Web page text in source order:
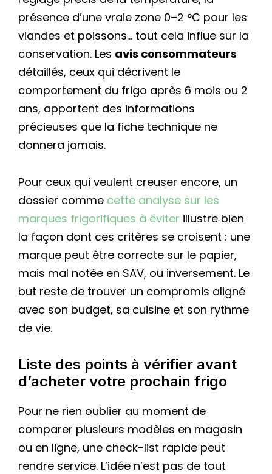
présence d’une vraie zone 0–2 °C pour les
viandes et poissons… tout cela influe sur la
conservation. Les avis consommateurs
détaillés, ceux qui décrivent le
comportement du frigo après 6 mois ou 2
ans, apportent des informations
précieuses que la fiche technique ne
donnera jamais.
Pour ceux qui veulent creuser encore, un
dossier comme cette analyse sur les
marques frigorifiques à éviter illustre bien
la façon dont ces critères se croisent : une
marque peut être correcte sur le papier,
mais mal notée en SAV, ou inversement. Le
but reste de trouver un compromis aligné
avec son budget, sa cuisine et son rythme
de vie.
Liste des points à vérifier avant
d’acheter votre prochain frigo
Pour ne rien oublier au moment de
comparer plusieurs modèles en magasin
ou en ligne, une check-list rapide peut
rendre service. L’idée n’est pas de tout